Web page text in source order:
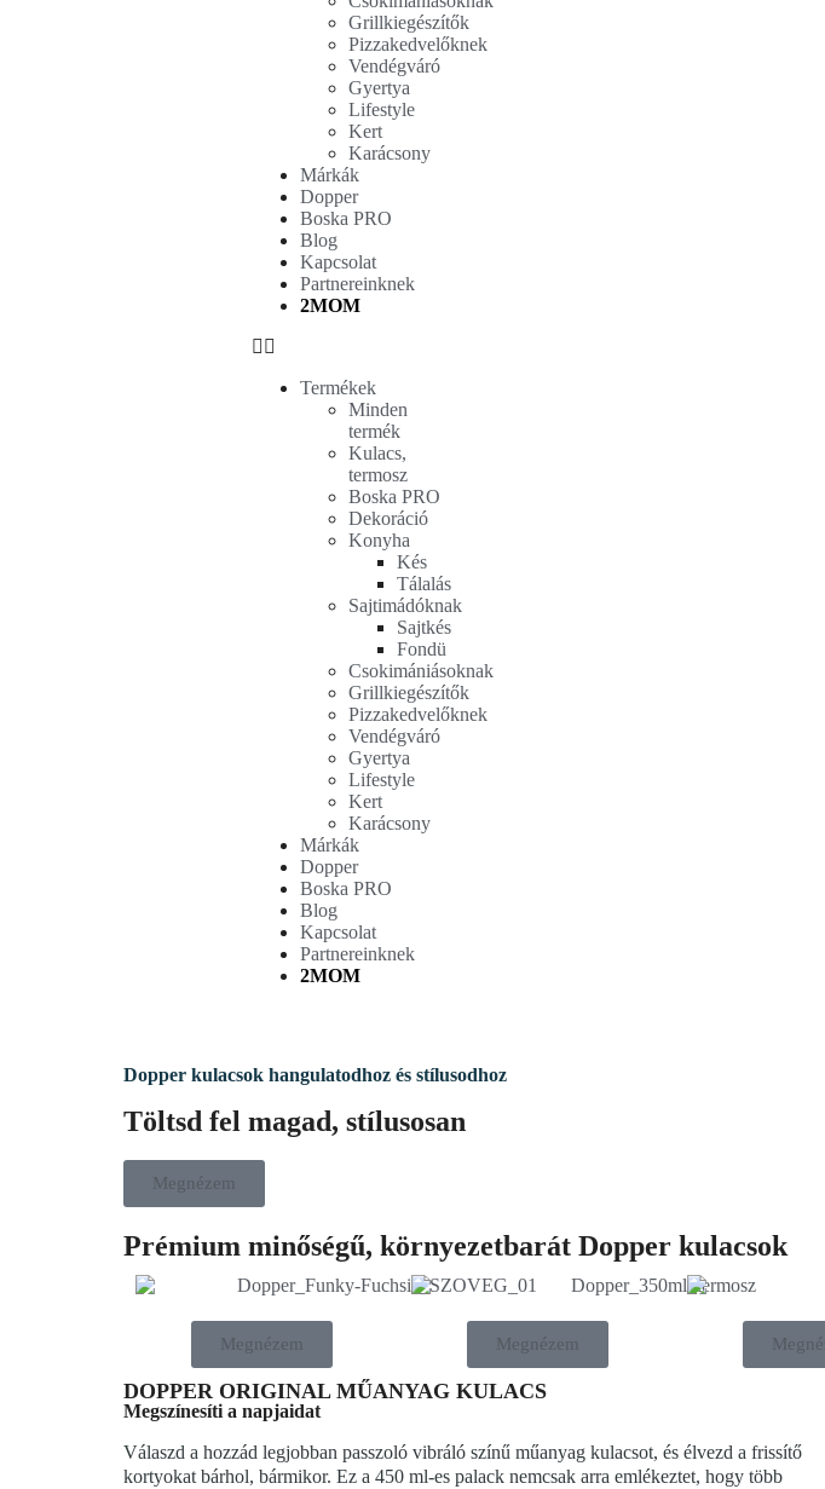
Grillkiegészítők
Pizzakedvelőknek
Vendégváró
Gyertya
Lifestyle
Kert
Karácsony
Márkák
Dopper
Boska PRO
Blog
Kapcsolat
Partnereinknek
2MOM
Termékek
Minden
termék
Kulacs,
termosz
Boska PRO
Dekoráció
Konyha
Kés
Tálalás
Sajtimádóknak
Sajtkés
Fondü
Csokimániásoknak
Grillkiegészítők
Pizzakedvelőknek
Vendégváró
Gyertya
Lifestyle
Kert
Karácsony
Márkák
Dopper
Boska PRO
Blog
Kapcsolat
Partnereinknek
2MOM
Dopper kulacsok hangulatodhoz és stílusodhoz
Töltsd fel magad, stílusosan
Megnézem
Prémium minőségű, környezetbarát Dopper kulacsok
Megnézem Megnézem
DOPPER ORIGINAL MŰANYAG KULACS
Megszínesíti a napjaidat
Válaszd a hozzád legjobban passzoló vibráló színű műanyag kulacsot, és élvezd a frissítő
kortyokat bárhol, bármikor. Ez a 450 ml-es palack nemcsak arra emlékeztet, hogy több